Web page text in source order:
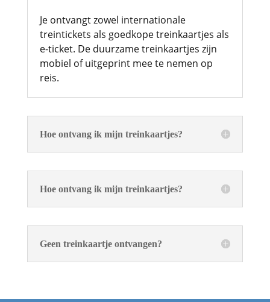
Je ontvangt zowel internationale
treintickets als goedkope treinkaartjes als
e-ticket. De duurzame treinkaartjes zijn
mobiel of uitgeprint mee te nemen op
reis.
Hoe ontvang ik mijn treinkaartjes?
Hoe ontvang ik mijn treinkaartjes?
Geen treinkaartje ontvangen?